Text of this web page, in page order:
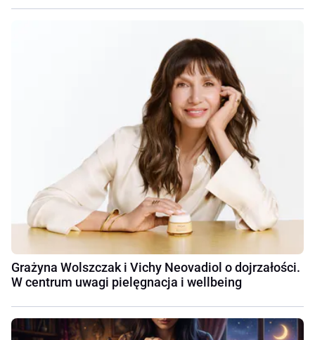
Grażyna Wolszczak i Vichy Neovadiol o dojrzałości.
W centrum uwagi pielęgnacja i wellbeing